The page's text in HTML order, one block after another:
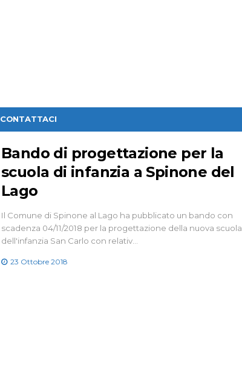
CONTATTACI
Bando di progettazione per la
scuola di infanzia a Spinone del
Lago
Il Comune di Spinone al Lago ha pubblicato un bando con
scadenza 04/11/2018 per la progettazione della nuova scuola
dell'infanzia San Carlo con relativ…
23 Ottobre 2018